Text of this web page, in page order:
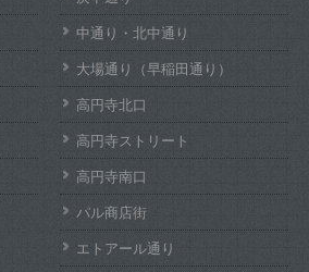
中通り・北中通り
大場通り（早稲田通り）
高円寺北口
高円寺ストリート
高円寺南口
パル商店街
エトアール通り